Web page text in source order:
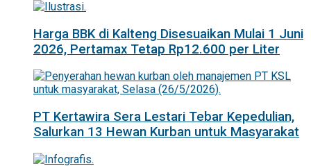
Harga BBK di Kalteng Disesuaikan Mulai 1 Juni
2026, Pertamax Tetap Rp12.600 per Liter
PT Kertawira Sera Lestari Tebar Kepedulian,
Salurkan 13 Hewan Kurban untuk Masyarakat